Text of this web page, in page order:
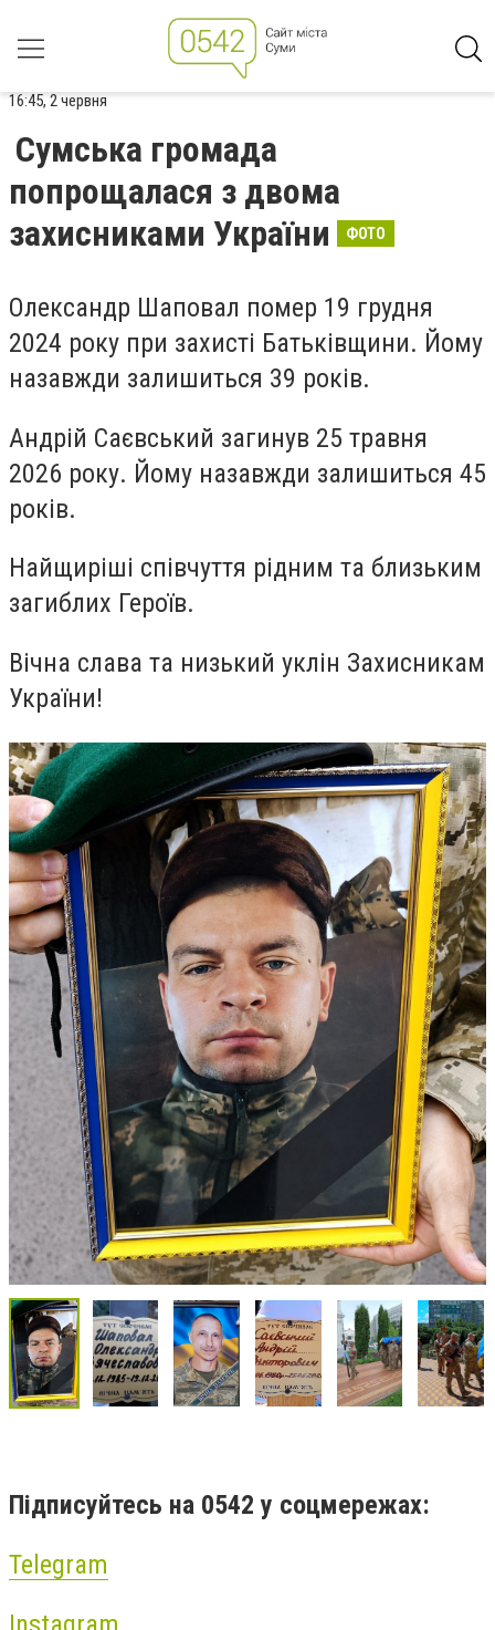
16:45, 2 червня
Сумська громада
попрощалася з двома
захисниками України
ФОТО
Олександр Шаповал помер 19 грудня
2024 року при захисті Батьківщини. Йому
назавжди залишиться 39 років.
Андрій Саєвський загинув 25 травня
2026 року. Йому назавжди залишиться 45
років.
Найщиріші співчуття рідним та близьким
загиблих Героїв.
Вічна слава та низький уклін Захисникам
України!
Підписуйтесь на 0542 у соцмережах:
Telegram